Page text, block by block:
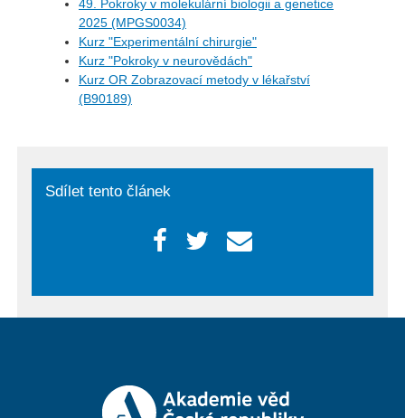
49. Pokroky v molekulární biologii a genetice
2025 (MPGS0034)
Kurz "Experimentální chirurgie"
Kurz "Pokroky v neurovědách"
Kurz OR Zobrazovací metody v lékařství
(B90189)
Sdílet tento článek